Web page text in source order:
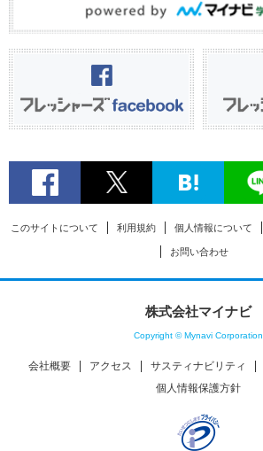
このサイトについて 利用規約 個人情報について
お問い合わせ
株式会社マイナビ
Copyright © Mynavi Corporation
会社概要 アクセス サスティナビリティ
個人情報保護方針